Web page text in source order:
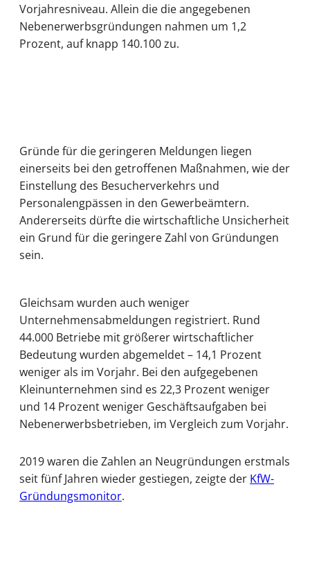
Vorjahresniveau. Allein die die angegebenen
Nebenerwerbsgründungen nahmen um 1,2
Prozent, auf knapp 140.100 zu.
Gründe für die geringeren Meldungen liegen
einerseits bei den getroffenen Maßnahmen, wie der
Einstellung des Besucherverkehrs und
Personalengpässen in den Gewerbeämtern.
Andererseits dürfte die wirtschaftliche Unsicherheit
ein Grund für die geringere Zahl von Gründungen
sein.
Gleichsam wurden auch weniger
Unternehmensabmeldungen registriert. Rund
44.000 Betriebe mit größerer wirtschaftlicher
Bedeutung wurden abgemeldet – 14,1 Prozent
weniger als im Vorjahr. Bei den aufgegebenen
Kleinunternehmen sind es 22,3 Prozent weniger
und 14 Prozent weniger Geschäftsaufgaben bei
Nebenerwerbsbetrieben, im Vergleich zum Vorjahr.
2019 waren die Zahlen an Neugründungen erstmals
seit fünf Jahren wieder gestiegen, zeigte der KfW-
Gründungsmonitor.